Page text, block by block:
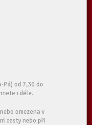
Pá) od 7,30 do
i déle.
omezena v
cesty nebo při